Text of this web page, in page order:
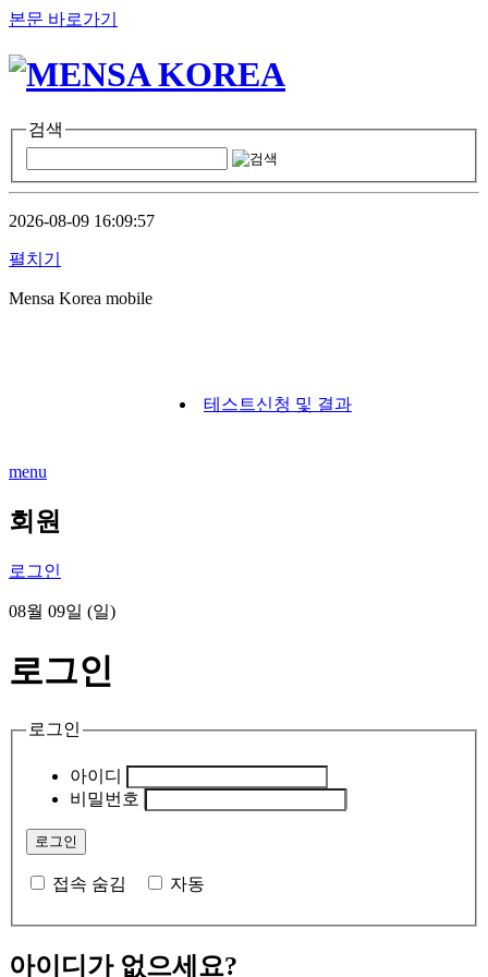
본문 바로가기
검색
2026-08-09 16:09:57
펼치기
Mensa Korea mobile
테스트신청 및 결과
menu
회원
로그인
08월 09일 (일)
로그인
로그인
아이디
비밀번호
접속 숨김 자동
아이디가 없으세요?